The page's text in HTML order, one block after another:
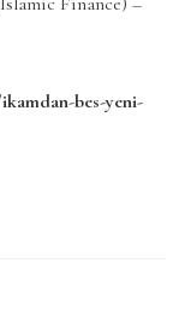
bes-yeni-